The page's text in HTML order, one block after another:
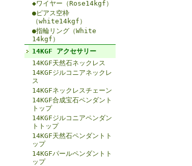
◆ワイヤー（Rose14kgf）
●ピアス空枠
（white14kgf）
●指輪リング（White
14kgf）
14KGF アクセサリー
14KGF天然石ネックレス
14KGFジルコニアネックレ
ス
14KGFネックレスチェーン
14KGF合成宝石ペンダント
トップ
14KGFジルコニアペンダン
トトップ
14KGF天然石ペンダントト
ップ
14KGFパールペンダントト
ップ